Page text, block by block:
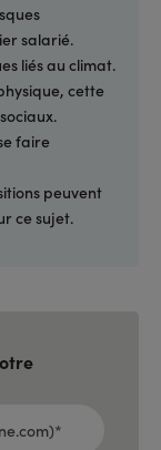
salarié.
liés au climat.
cette
faire
peuvent
ce sujet.